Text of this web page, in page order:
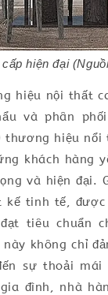
hiện đại
hiệu nội thất
và phân
hiệu nổi
khách hàng
và hiện đại.
kế tinh tế,
tiêu chuẩn
này không chỉ
sự thoải
đình, nhà